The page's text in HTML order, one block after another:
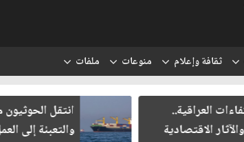
ثقافة وإعلام منوعات ملفات
انتقل الحوثيون من الخطابات
والتعبئة إلى العمل العسكري